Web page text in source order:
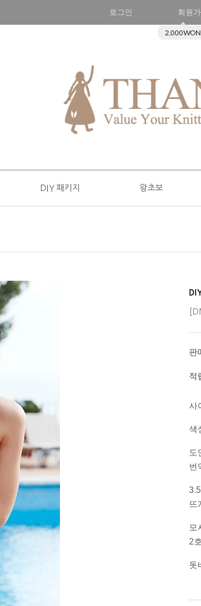
로그인 회원
2,000WON
DIY 패키지 왕초보
판
적
사
색
도
번
뜨
모
2호
돗